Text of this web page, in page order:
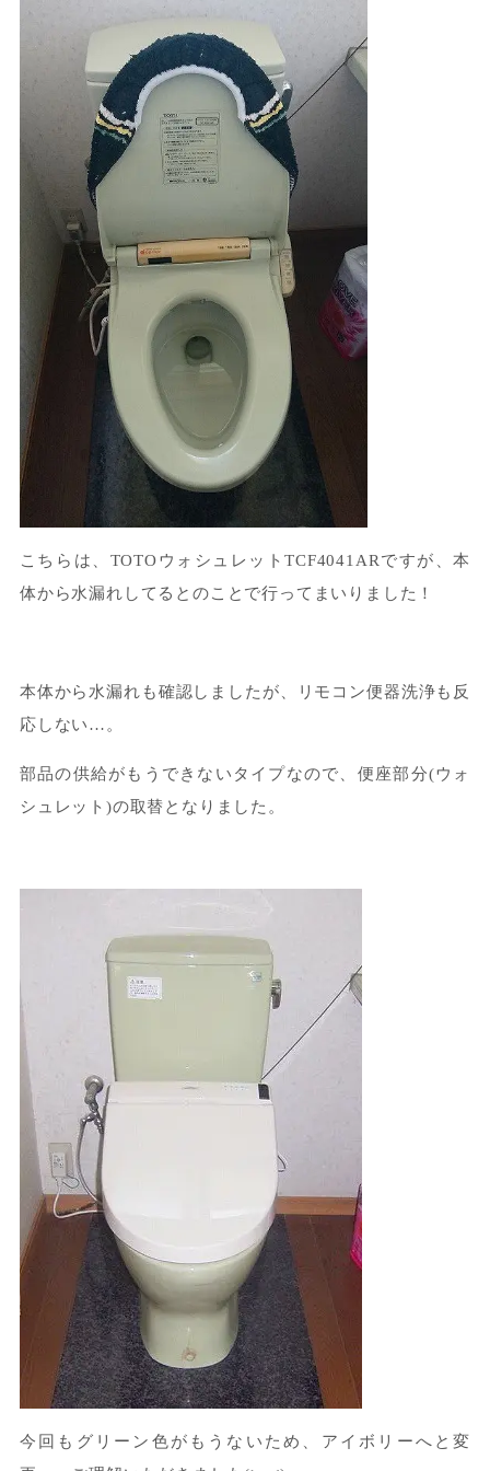
こちらは、TOTOウォシュレットTCF4041ARですが、本
体から水漏れしてるとのことで行ってまいりました！
本体から水漏れも確認しましたが、リモコン便器洗浄も反
応しない…。
部品の供給がもうできないタイプなので、便座部分(ウォ
シュレット)の取替となりました。
今回もグリーン色がもうないため、アイボリーへと変